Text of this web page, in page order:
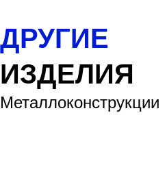
ДРУГИЕ
ИЗДЕЛИЯ
Металлоконструкции